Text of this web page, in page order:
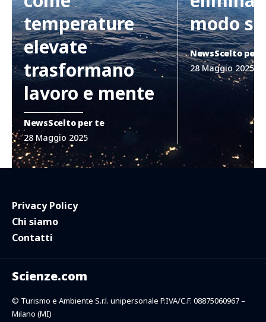
temperature
elevate
trasformano
lavoro e mente
NewsScelto per te
28 Maggio 2025
modo
NewsScelto per
28 Maggio 2025
Scienze.com
© Turismo e Ambiente S.r.l. unipersonale P.IVA/C.F. 08875060967 –
Milano (MI)
Privacy Policy
Chi siamo
Contatti